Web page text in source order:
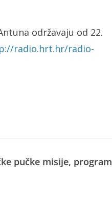
održavaju od 22.
radio.hrt.hr/radio-
pučke misije, program